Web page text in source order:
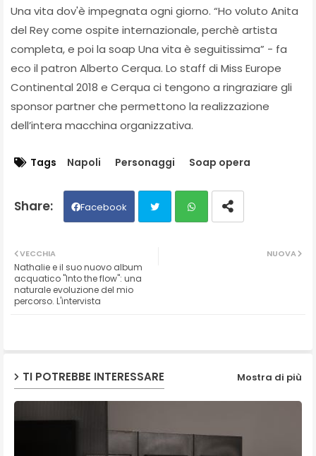
Una vita dov'è impegnata ogni giorno. “Ho voluto Anita
del Rey come ospite internazionale, perchè artista
completa, e poi la soap Una vita è seguitissima” - fa
eco il patron Alberto Cerqua. Lo staff di Miss Europe
Continental 2018 e Cerqua ci tengono a ringraziare gli
sponsor partner che permettono la realizzazione
dell’intera macchina organizzativa.
Tags Napoli Personaggi Soap opera
Facebook
NUOVA
VECCHIA
Nathalie e il suo nuovo album
acquatico "Into the flow": una
naturale evoluzione del mio
percorso. L'intervista
TI POTREBBE INTERESSARE Mostra di più